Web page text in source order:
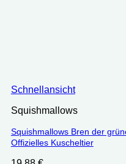
Schnellansicht
Squishmallows
Squishmallows Bren der
Offizielles Kuscheltier